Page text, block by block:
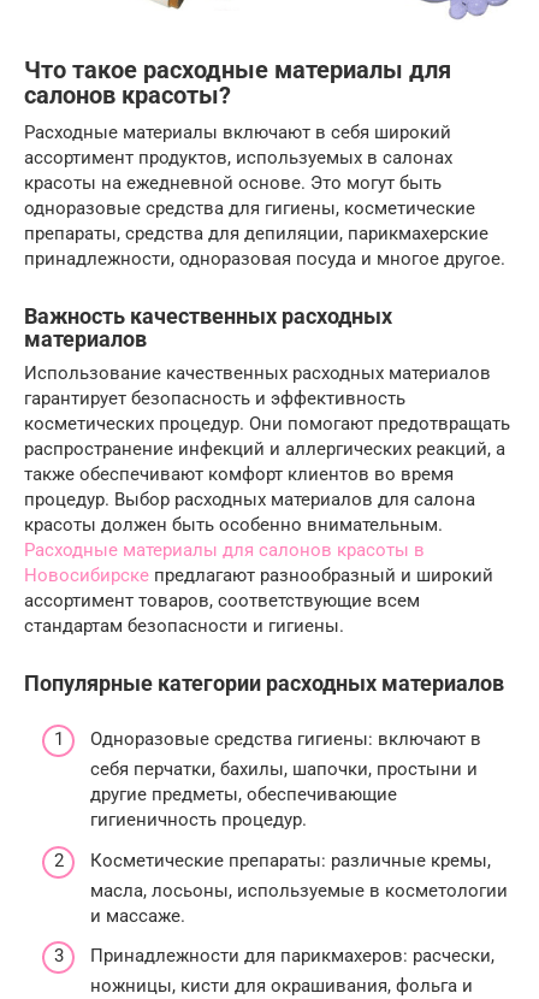
Что такое расходные материалы для
салонов красоты?
Расходные материалы включают в себя широкий
ассортимент продуктов, используемых в салонах
красоты на ежедневной основе. Это могут быть
одноразовые средства для гигиены, косметические
препараты, средства для депиляции, парикмахерские
принадлежности, одноразовая посуда и многое другое.
Важность качественных расходных
материалов
Использование качественных расходных материалов
гарантирует безопасность и эффективность
косметических процедур. Они помогают предотвращать
распространение инфекций и аллергических реакций, а
также обеспечивают комфорт клиентов во время
процедур. Выбор расходных материалов для салона
красоты должен быть особенно внимательным.
Расходные материалы для салонов красоты в
Новосибирске предлагают разнообразный и широкий
ассортимент товаров, соответствующие всем
стандартам безопасности и гигиены.
Популярные категории расходных материалов
Одноразовые средства гигиены: включают в
себя перчатки, бахилы, шапочки, простыни и
другие предметы, обеспечивающие
гигиеничность процедур.
Косметические препараты: различные кремы,
масла, лосьоны, используемые в косметологии
и массаже.
Принадлежности для парикмахеров: расчески,
ножницы, кисти для окрашивания, фольга и